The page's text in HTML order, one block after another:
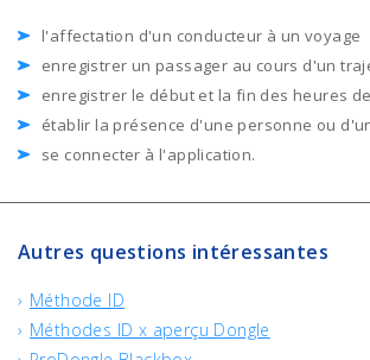
l'affectation d'un conducteur à un voyage
enregistrer un passager au cours d'un
enregistrer le début et la fin des heures
établir la présence d'une personne ou
se connecter à l'application.
Autres questions intéressantes
Méthode ID
Méthodes ID x aperçu Dongle